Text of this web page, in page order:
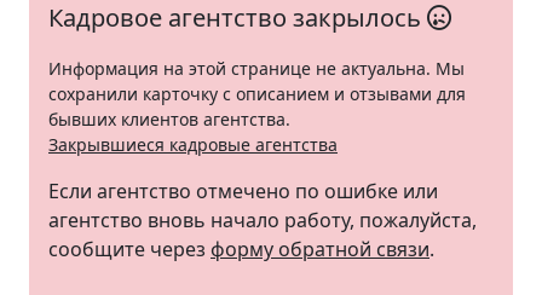
Кадровое агентство закрылось
Информация на этой странице не актуальна. Мы
сохранили карточку с описанием и отзывами для
бывших клиентов агентства.
Закрывшиеся кадровые агентства
Если агентство отмечено по ошибке или
агентство вновь начало работу, пожалуйста,
сообщите через форму обратной связи.